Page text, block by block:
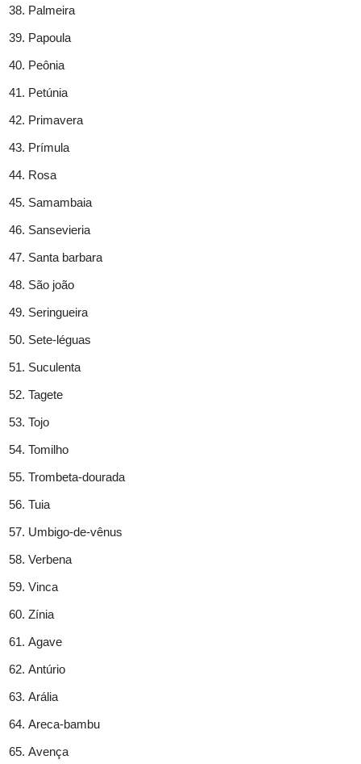
Palmeira
Papoula
Peônia
Petúnia
Primavera
Prímula
Rosa
Samambaia
Sansevieria
Santa barbara
São joão
Seringueira
Sete-léguas
Suculenta
Tagete
Tojo
Tomilho
Trombeta-dourada
Tuia
Umbigo-de-vênus
Verbena
Vinca
Zínia
Agave
Antúrio
Arália
Areca-bambu
Avença